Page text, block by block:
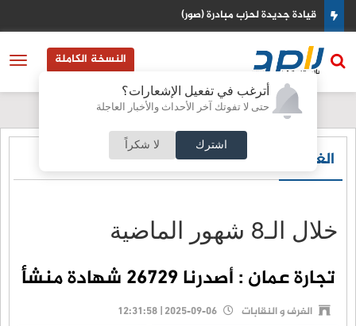
أترغب في تفعيل الإشعارات؟
حتى لا تفوتك آخر الأحداث والأخبار العاجلة
اشترك لا شكراً
قيادة جديدة لحزب مبادرة (صور)
النسخة الكاملة
الغرف و النقابات
خلال الـ8 شهور الماضية
تجارة عمان : أصدرنا 26729 شهادة منشأ
الغرف و النقابات